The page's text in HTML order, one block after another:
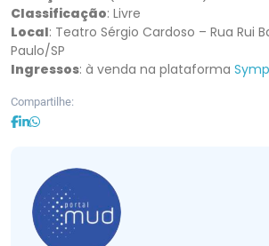
Classificação: Livre
Local: Teatro Sérgio Cardoso – Rua Rui
Paulo/SP
Ingressos: à venda na plataforma
Compartilhe: